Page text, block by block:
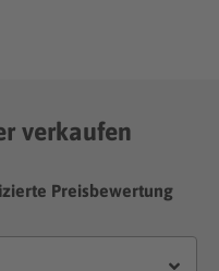
verkaufen
Preisbewertung